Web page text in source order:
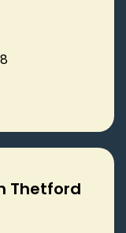
Thetford